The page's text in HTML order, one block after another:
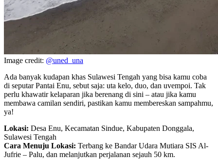
Image credit: @uned_una
Ada banyak kudapan khas Sulawesi Tengah yang bisa kamu coba
di seputar Pantai Enu, sebut saja: uta kelo, duo, dan uvempoi. Tak
perlu khawatir kelaparan jika berenang di sini – atau jika kamu
membawa camilan sendiri, pastikan kamu membereskan sampahmu,
ya!
Lokasi: Desa Enu, Kecamatan Sindue, Kabupaten Donggala,
Sulawesi Tengah
Cara Menuju Lokasi: Terbang ke Bandar Udara Mutiara SIS Al-
Jufrie – Palu, dan melanjutkan perjalanan sejauh 50 km.